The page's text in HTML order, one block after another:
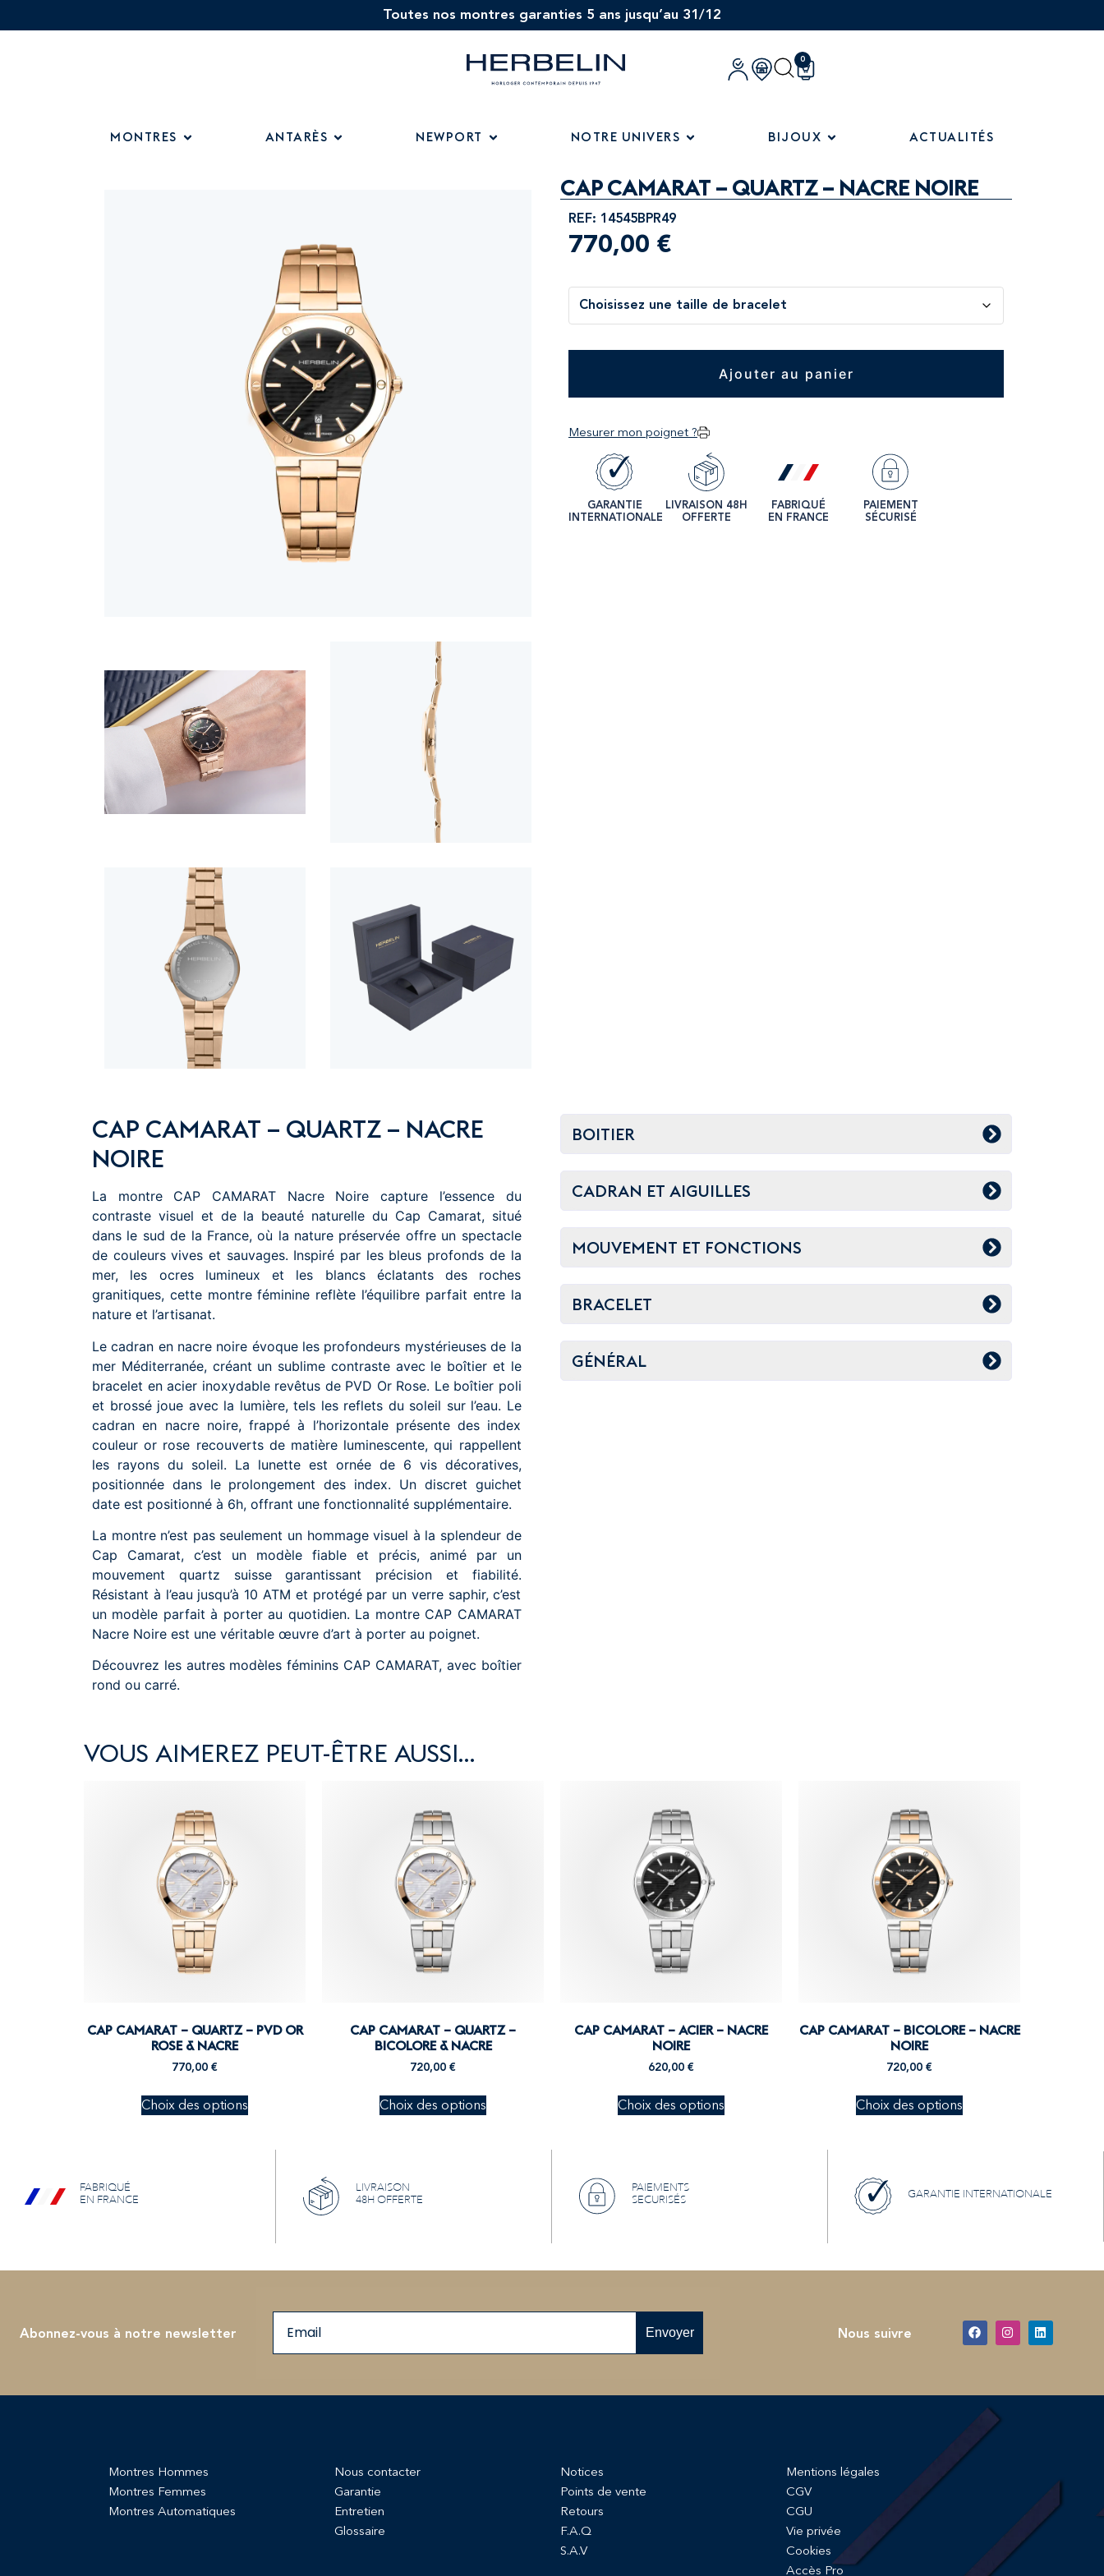
Toutes nos montres garanties 5 ans jusqu’au 31/12
0
MONTRES ANTARÈS NEWPORT NOTRE UNIVERS BIJOUX ACTUALITÉS
CAP CAMARAT – QUARTZ – NACRE NOIRE
REF: 14545BPR49
770,00 €
Ajouter au panier
Mesurer mon poignet ?
GARANTIE
INTERNATIONALE
LIVRAISON 48H
OFFERTE
FABRIQUÉ
EN FRANCE
PAIEMENT
SÉCURISÉ
CAP CAMARAT – QUARTZ – NACRE
NOIRE
La montre CAP CAMARAT Nacre Noire capture l’essence du
contraste visuel et de la beauté naturelle du Cap Camarat, situé
dans le sud de la France, où la nature préservée offre un spectacle
de couleurs vives et sauvages. Inspiré par les bleus profonds de la
mer, les ocres lumineux et les blancs éclatants des roches
granitiques, cette montre féminine reflète l’équilibre parfait entre la
nature et l’artisanat.
Le cadran en nacre noire évoque les profondeurs mystérieuses de la
mer Méditerranée, créant un sublime contraste avec le boîtier et le
bracelet en acier inoxydable revêtus de PVD Or Rose. Le boîtier poli
et brossé joue avec la lumière, tels les reflets du soleil sur l’eau. Le
cadran en nacre noire, frappé à l’horizontale présente des index
couleur or rose recouverts de matière luminescente, qui rappellent
les rayons du soleil. La lunette est ornée de 6 vis décoratives,
positionnée dans le prolongement des index. Un discret guichet
date est positionné à 6h, offrant une fonctionnalité supplémentaire.
La montre n’est pas seulement un hommage visuel à la splendeur de
Cap Camarat, c’est un modèle fiable et précis, animé par un
mouvement quartz suisse garantissant précision et fiabilité.
Résistant à l’eau jusqu’à 10 ATM et protégé par un verre saphir, c’est
un modèle parfait à porter au quotidien. La montre CAP CAMARAT
Nacre Noire est une véritable œuvre d’art à porter au poignet.
Découvrez les autres modèles féminins CAP CAMARAT, avec boîtier
rond ou carré.
BOITIER
CADRAN ET AIGUILLES
MOUVEMENT ET FONCTIONS
BRACELET
GÉNÉRAL
VOUS AIMEREZ PEUT-ÊTRE AUSSI…
CAP CAMARAT – QUARTZ – PVD OR
ROSE & NACRE
770,00 €
Choix des options
CAP CAMARAT – QUARTZ –
BICOLORE & NACRE
720,00 €
Choix des options
CAP CAMARAT – ACIER – NACRE
NOIRE
620,00 €
Choix des options
CAP CAMARAT – BICOLORE – NACRE
NOIRE
720,00 €
Choix des options
FABRIQUÉ
EN FRANCE
LIVRAISON
48H OFFERTE
PAIEMENTS
SECURISÉS
GARANTIE INTERNATIONALE
Abonnez-vous à notre newsletter Envoyer Nous suivre
Montres Hommes
Montres Femmes
Montres Automatiques
Nous contacter
Garantie
Entretien
Glossaire
Notices
Points de vente
Retours
F.A.Q
S.A.V
Mentions légales
CGV
CGU
Vie privée
Cookies
Accès Pro